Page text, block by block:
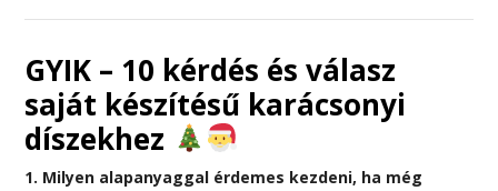
GYIK – 10 kérdés és válasz
saját készítésű karácsonyi
díszekhez
1. Milyen alapanyaggal érdemes kezdeni, ha még